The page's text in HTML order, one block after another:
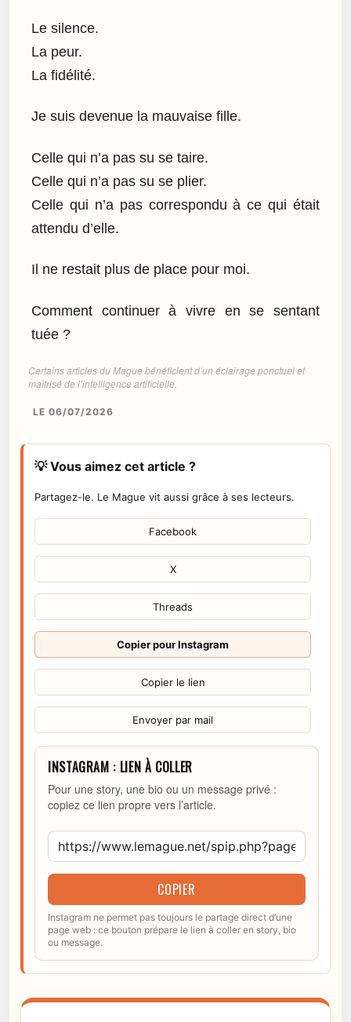
Le silence.
La peur.
La fidélité.
Je suis devenue la mauvaise fille.
Celle qui n’a pas su se taire.
Celle qui n’a pas su se plier.
Celle qui n’a pas correspondu à ce qui était
attendu d’elle.
Il ne restait plus de place pour moi.
Comment continuer à vivre en se sentant
tuée ?
Certains articles du Mague bénéficient d’un éclairage ponctuel et
maîtrisé de l’intelligence artificielle.
LE 06/07/2026
💡 Vous aimez cet article ?
Partagez-le. Le Mague vit aussi grâce à ses lecteurs.
Facebook
X
Threads
Copier pour Instagram
Copier le lien
Envoyer par mail
INSTAGRAM : LIEN À COLLER
Pour une story, une bio ou un message privé :
copiez ce lien propre vers l’article.
COPIER
Instagram ne permet pas toujours le partage direct d’une
page web : ce bouton prépare le lien à coller en story, bio
ou message.